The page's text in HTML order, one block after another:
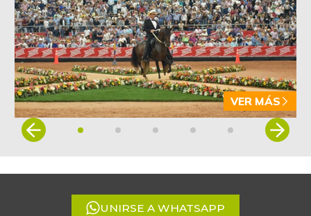
VER MÁS
Item
5
UNIRSE A WHATSAPP